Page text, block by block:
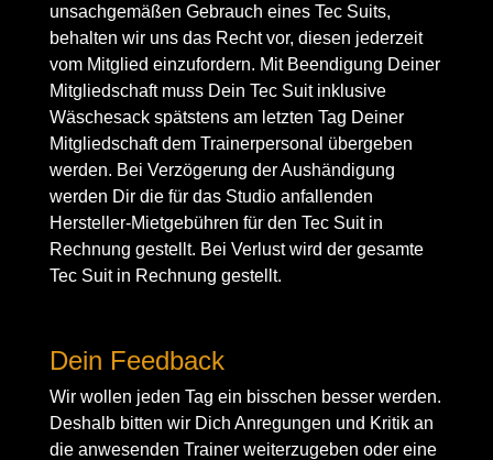
unsachgemäßen Gebrauch eines Tec Suits,
behalten wir uns das Recht vor, diesen jederzeit
vom Mitglied einzufordern. Mit Beendigung Deiner
Mitgliedschaft muss Dein Tec Suit inklusive
Wäschesack spätstens am letzten Tag Deiner
Mitgliedschaft dem Trainerpersonal übergeben
werden. Bei Verzögerung der Aushändigung
werden Dir die für das Studio anfallenden
Hersteller-Mietgebühren für den Tec Suit in
Rechnung gestellt. Bei Verlust wird der gesamte
Tec Suit in Rechnung gestellt.
Dein Feedback
Wir wollen jeden Tag ein bisschen besser werden.
Deshalb bitten wir Dich Anregungen und Kritik an
die anwesenden Trainer weiterzugeben oder eine